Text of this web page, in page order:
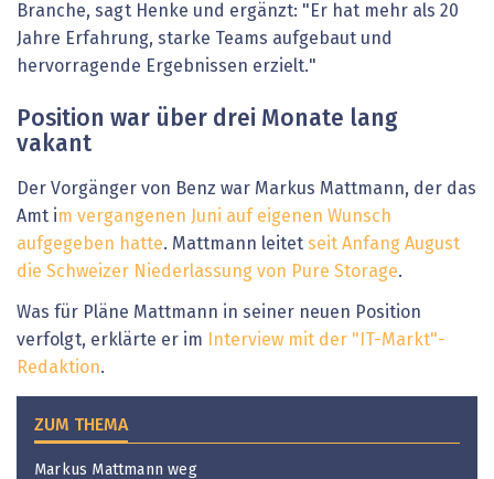
Branche, sagt Henke und ergänzt: "Er hat mehr als 20
Jahre Erfahrung, starke Teams aufgebaut und
hervorragende Ergebnissen erzielt."
Position war über drei Monate lang
vakant
Der Vorgänger von Benz war Markus Mattmann, der das
Amt im vergangenen Juni auf eigenen Wunsch
aufgegeben hatte. Mattmann leitet seit Anfang August
die Schweizer Niederlassung von Pure Storage.
Was für Pläne Mattmann in seiner neuen Position
verfolgt, erklärte er im
Interview mit der "IT-Markt"-
Redaktion.
ZUM THEMA
Markus Mattmann weg